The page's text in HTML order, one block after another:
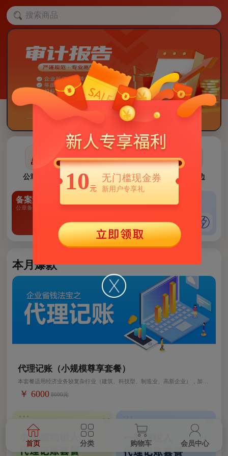
公章刻制 私章定制 办公用章 印章周边
备案查询
公章备案信息
本月爆款
代理记账（小规模尊享套餐）
本套餐适用经济业务较复杂行业（建筑、科技型、制造业、高新企业），加急
￥ 6000 8000元
10元
无门槛现金券
新用户专享礼
首页 分类 购物车 会员中心